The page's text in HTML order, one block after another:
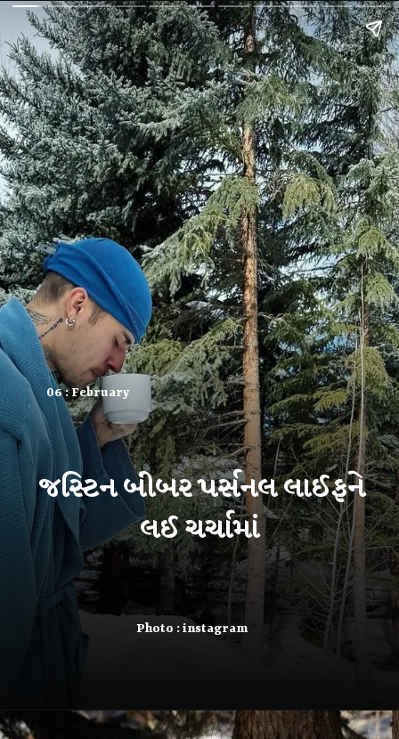
06 : February
Photo : instagram
જસ્ટિન બીબર પર્સનલ લાઈફને
લઈ ચર્ચામાં